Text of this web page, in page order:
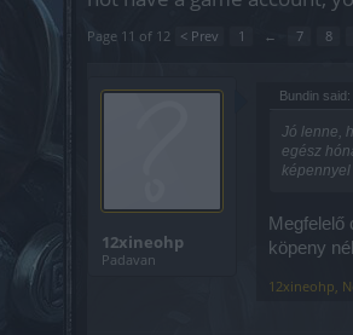
Page 11 of 12 < Prev 1 ← 7 8
12xineohp
Padavan
Bundin said:
Jó lenne,
egész
képennyel
Megfelelő
köpeny
12xineohp